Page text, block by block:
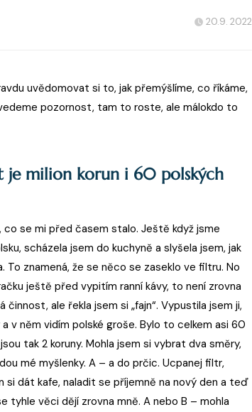
20.9. 2022
uvědomovat si to, jak přemýšlíme, co říkáme,
pozornost, tam to roste, ale málokdo to
je milion korun i 60 polských
co se mi před časem stalo. Ještě když jsme
scházela jsem do kuchyně a slyšela jsem, jak
To znamená, že se něco se zaseklo ve filtru. No
ještě před vypitím ranní kávy, to není zrovna
činnost, ale řekla jsem si „fajn“. Vypustila jsem ji,
v něm vidím polské groše. Bylo to celkem asi 60
tak 2 koruny. Mohla jsem si vybrat dva směry,
mé myšlenky. A – a do prčic. Ucpanej filtr,
si dát kafe, naladit se příjemně na nový den a teď
tyhle věci dějí zrovna mně. A nebo B – mohla